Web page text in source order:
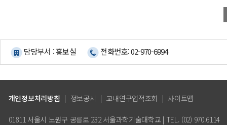
담당부서 : 홍보실 전화번호: 02-970-6994
개인정보처리방침 | 정보공시 | 교내연구업적조회 | 사이트맵
01811 서울시 노원구 공릉로 232 서울과학기술대학교 | TEL. (02) 970.6114